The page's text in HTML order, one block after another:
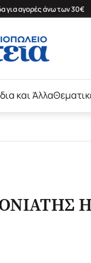
για αγορές άνω των 30€
και Άλλα